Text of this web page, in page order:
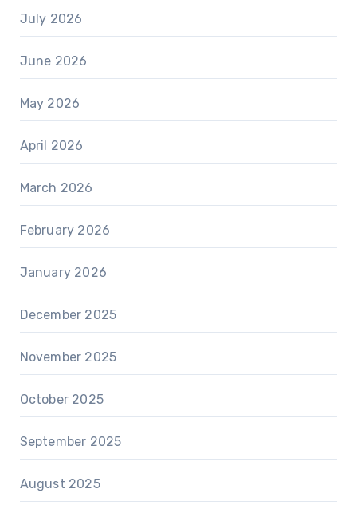
July 2026
June 2026
May 2026
April 2026
March 2026
February 2026
January 2026
December 2025
November 2025
October 2025
September 2025
August 2025